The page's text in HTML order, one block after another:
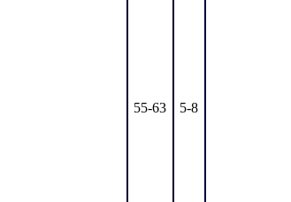
55-63 5-8